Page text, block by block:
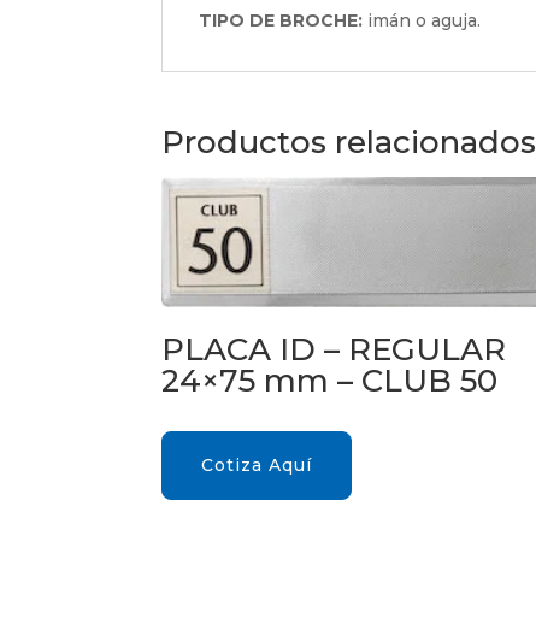
TIPO DE BROCHE: imán o aguja.
Productos relacionados
PLACA ID – REGULAR
24×75 mm – CLUB 50
Cotiza Aquí